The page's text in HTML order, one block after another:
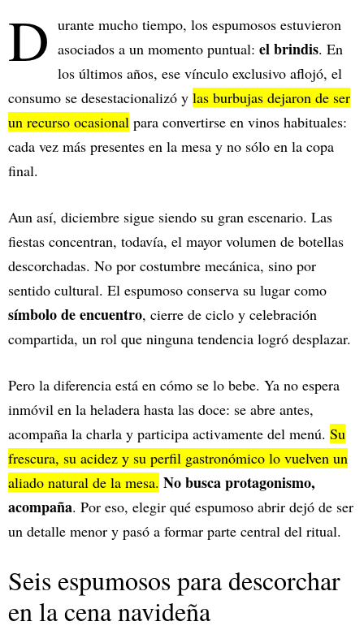
D urante mucho tiempo, los espumosos estuvieron
asociados a un momento puntual: el brindis. En
los últimos años, ese vínculo exclusivo aflojó, el
consumo se desestacionalizó y las burbujas dejaron de ser
un recurso ocasional para convertirse en vinos habituales:
cada vez más presentes en la mesa y no sólo en la copa
final.
Aun así, diciembre sigue siendo su gran escenario. Las
fiestas concentran, todavía, el mayor volumen de botellas
descorchadas. No por costumbre mecánica, sino por
sentido cultural. El espumoso conserva su lugar como
símbolo de encuentro, cierre de ciclo y celebración
compartida, un rol que ninguna tendencia logró desplazar.
Pero la diferencia está en cómo se lo bebe. Ya no espera
inmóvil en la heladera hasta las doce: se abre antes,
acompaña la charla y participa activamente del menú. Su
frescura, su acidez y su perfil gastronómico lo vuelven un
aliado natural de la mesa. No busca protagonismo,
acompaña. Por eso, elegir qué espumoso abrir dejó de ser
un detalle menor y pasó a formar parte central del ritual.
Seis espumosos para descorchar
en la cena navideña